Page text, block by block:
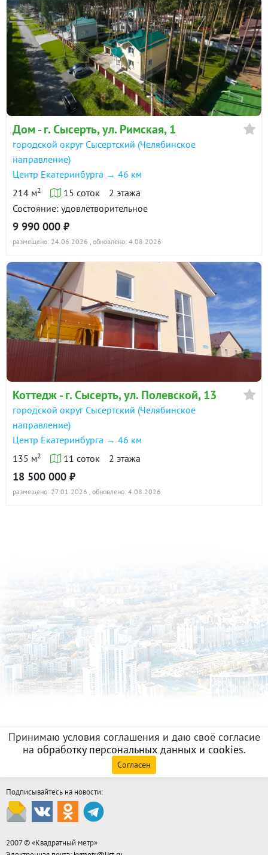
Дом - г. Сысерть, ул. Римская, 1
городской округ Сысертский (Челябинское
направление)
Центр Екатеринбурга → 46 км
214 м2 15 соток
2 этажа
Состояние: удовлетворительное
9 990 000 ₽
размещено: 24.06.2026 , обновлено: 4.08.2026
Коттедж - г. Сысерть, ул. Полевской, 13
городской округ Сысертский (Челябинское
направление)
Центр Екатеринбурга → 46 км
135 м2 11 соток 2 этажа
18 500 000 ₽
размещено: 27.01.2026 , обновлено: 4.08.2026
Принимаю условия соглашения и даю своё согласие
на обработку персональных данных и cookies.
Согласен
Подписывайтесь на новости:
2007 © «Квадратный метр»